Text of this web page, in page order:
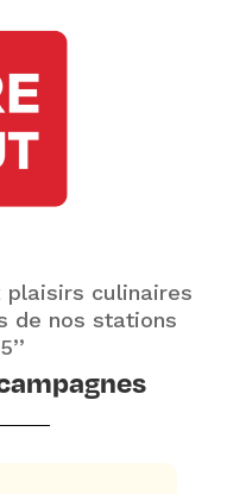
plaisirs culinaires
de nos stations